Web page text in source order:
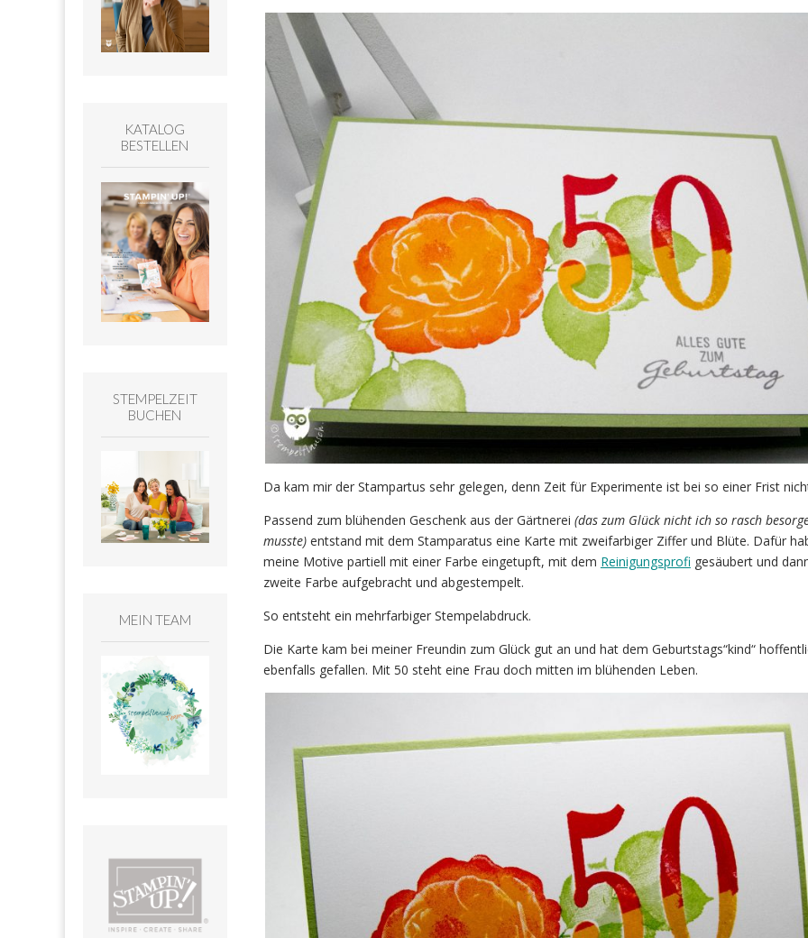
Da kam mir der Stampartus sehr gelegen, denn Zeit für Experimente ist bei so einer Frist
Passend zum blühenden Geschenk aus der Gärtnerei (das zum Glück nicht ich so rasch
musste)entstand mit dem Stamparatus eine Karte mit zweifarbiger Ziffer und Blüte. Dafür
meine Motive partiell mit einer Farbe eingetupft, mit dem Reinigungsprofi gesäubert und
zweite Farbe aufgebracht und abgestempelt.
So entsteht ein mehrfarbiger Stempelabdruck.
Die Karte kam bei meiner Freundin zum Glück gut an und hat dem Geburtstags“kind“
ebenfalls gefallen. Mit 50 steht eine Frau doch mitten im blühenden Leben.
KATALOG
BESTELLEN
STEMPELZEIT
BUCHEN
MEIN TEAM